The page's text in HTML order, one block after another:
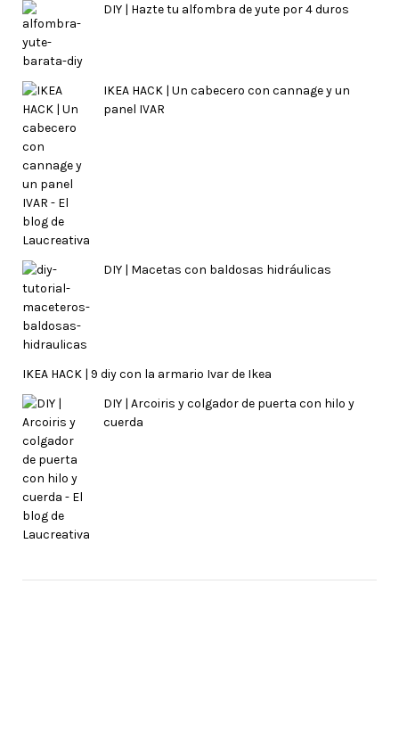
DIY | Hazte tu alfombra de yute por 4 duros
IKEA HACK | Un cabecero con cannage y un
panel IVAR
DIY | Macetas con baldosas hidráulicas
IKEA HACK | 9 diy con la armario Ivar de Ikea
DIY | Arcoiris y colgador de puerta con hilo y
cuerda